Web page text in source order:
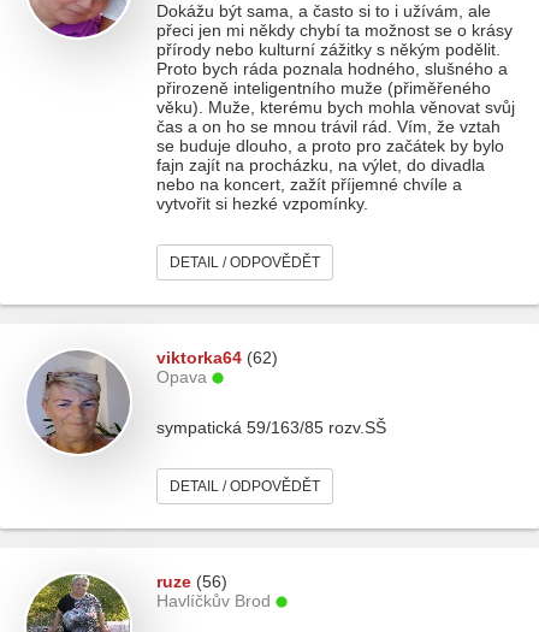
Dokážu být sama, a často si to i užívám, ale
přeci jen mi někdy chybí ta možnost se o krásy
přírody nebo kulturní zážitky s někým podělit.
Proto bych ráda poznala hodného, slušného a
přirozeně inteligentního muže (přiměřeného
věku). Muže, kterému bych mohla věnovat svůj
čas a on ho se mnou trávil rád. Vím, že vztah
se buduje dlouho, a proto pro začátek by bylo
fajn zajít na procházku, na výlet, do divadla
nebo na koncert, zažít příjemné chvíle a
vytvořit si hezké vzpomínky.
DETAIL / ODPOVĚDĚT
viktorka64 (62)
Opava
sympatická 59/163/85 rozv.SŠ
DETAIL / ODPOVĚDĚT
ruze (56)
Havlíčkův Brod